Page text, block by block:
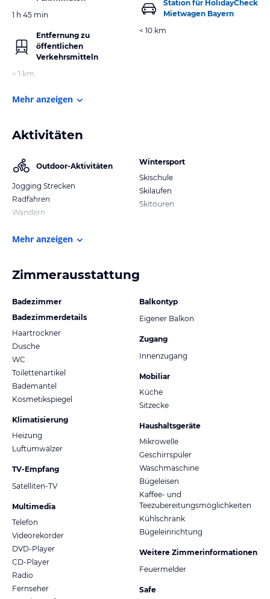
1 h 45 min
Entfernung zu
öffentlichen
Verkehrsmitteln
< 1 km
Station für HolidayCheck
Mietwagen Bayern
< 10 km
Mehr anzeigen
Aktivitäten
Outdoor-Aktivitäten
Jogging Strecken
Radfahren
Wandern
Wintersport
Skischule
Skilaufen
Skitouren
Mehr anzeigen
Zimmerausstattung
Badezimmer
Badezimmerdetails
Haartrockner
Dusche
WC
Toilettenartikel
Bademantel
Kosmetikspiegel
Klimatisierung
Heizung
Luftumwälzer
TV-Empfang
Satelliten-TV
Multimedia
Telefon
Videorekorder
DVD-Player
CD-Player
Radio
Fernseher
Balkontyp
Eigener Balkon
Zugang
Innenzugang
Mobiliar
Küche
Sitzecke
Haushaltsgeräte
Mikrowelle
Geschirrspüler
Waschmaschine
Bügeleisen
Kaffee- und
Teezubereitungsmöglichkeiten
Kühlschrank
Bügeleinrichtung
Weitere Zimmerinformationen
Feuermelder
Safe